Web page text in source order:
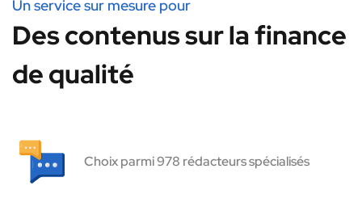
Un service sur mesure pour
Des contenus sur la finance
de qualité
Choix parmi 978 rédacteurs spécialisés